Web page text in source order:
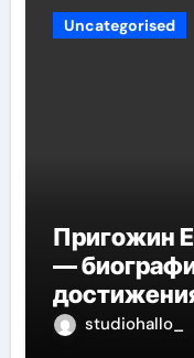
Uncategorised
Пригожин
—
детства до
studiohallo_